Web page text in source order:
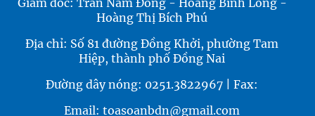
Giám đốc: Trần Nam Đông - Hoàng Bình Long -
Hoàng Thị Bích Phú
Địa chỉ: Số 81 đường Đồng Khởi, phường Tam
Hiệp, thành phố Đồng Nai
Đường dây nóng: 0251.3822967 | Fax:
Email: toasoanbdn@gmail.com